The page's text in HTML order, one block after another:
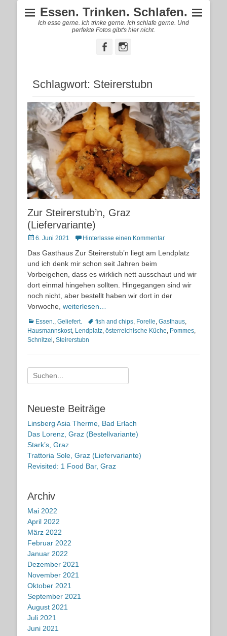
Essen. Trinken. Schlafen.
Ich esse gerne. Ich trinke gerne. Ich schlafe gerne. Und
perfekte Fotos gibt's hier nicht.
FacebookInstagram
Schlagwort: Steirerstubn
Zur Steirerstub’n, Graz
(Liefervariante)
Posted
6. Juni 2021 Hinterlasse einen Kommentar
Das Gasthaus Zur Steirerstub’n liegt am Lendplatz
und ich denk mir schon seit Jahren beim
Vorbeigehen, dass es wirklich nett ausschaut und wir
dort einmal hingehen sollten. Hingegangen sind wir
noch nicht, aber bestellt haben wir dort in der
Vorwoche, weiterlesen…
Kategorien
Essen., Geliefert. Schlagworte
fish and chips, Forelle, Gasthaus,
Hausmannskost, Lendplatz, österreichische Küche, Pommes,
Schnitzel , Steirerstubn
Suche
nach:
Neueste Beiträge
Linsberg Asia Therme, Bad Erlach
Das Lorenz, Graz (Bestellvariante)
Stark’s, Graz
Trattoria Sole, Graz (Liefervariante)
Revisited: 1 Food Bar, Graz
Archiv
Mai 2022
April 2022
März 2022
Februar 2022
Januar 2022
Dezember 2021
November 2021
Oktober 2021
September 2021
August 2021
Juli 2021
Juni 2021